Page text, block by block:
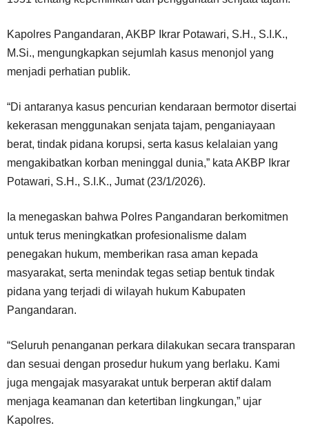
Kapolres Pangandaran, AKBP Ikrar Potawari, S.H., S.I.K.,
M.Si., mengungkapkan sejumlah kasus menonjol yang
menjadi perhatian publik.
“Di antaranya kasus pencurian kendaraan bermotor disertai
kekerasan menggunakan senjata tajam, penganiayaan
berat, tindak pidana korupsi, serta kasus kelalaian yang
mengakibatkan korban meninggal dunia,” kata AKBP Ikrar
Potawari, S.H., S.I.K., Jumat (23/1/2026).
Ia menegaskan bahwa Polres Pangandaran berkomitmen
untuk terus meningkatkan profesionalisme dalam
penegakan hukum, memberikan rasa aman kepada
masyarakat, serta menindak tegas setiap bentuk tindak
pidana yang terjadi di wilayah hukum Kabupaten
Pangandaran.
“Seluruh penanganan perkara dilakukan secara transparan
dan sesuai dengan prosedur hukum yang berlaku. Kami
juga mengajak masyarakat untuk berperan aktif dalam
menjaga keamanan dan ketertiban lingkungan,” ujar
Kapolres.